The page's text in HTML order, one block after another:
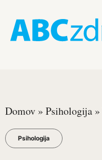
Domov » Psihologija »
Psihologija